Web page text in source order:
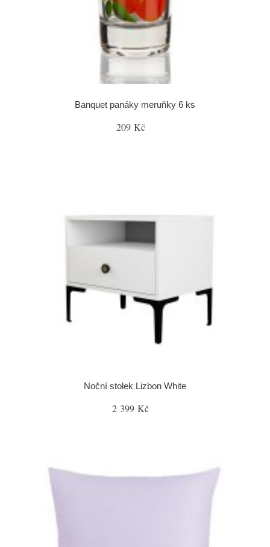
Banquet panáky meruňky 6 ks
209 Kč
Noční stolek Lizbon White
2 399 Kč